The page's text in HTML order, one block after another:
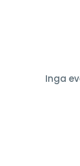
Inga